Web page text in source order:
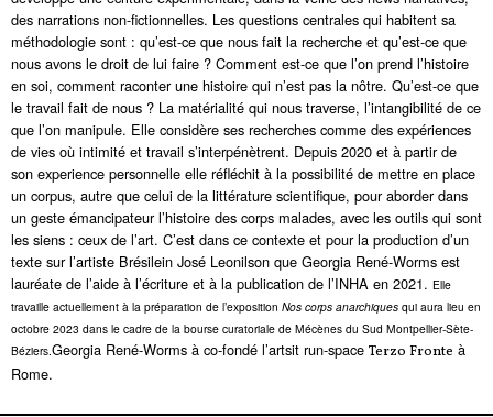
des narrations non-fictionnelles. Les questions centrales qui habitent sa
méthodologie sont : qu’est-ce que nous fait la recherche et qu’est-ce que
nous avons le droit de lui faire ? Comment est-ce que l’on prend l’histoire
en soi, comment raconter une histoire qui n’est pas la nôtre. Qu’est-ce que
le travail fait de nous ? La matérialité qui nous traverse, l’intangibilité de ce
que l’on manipule. Elle considère ses recherches comme des expériences
de vies où intimité et travail s’interpénètrent. Depuis 2020 et à partir de
son experience personnelle elle réfléchit à la possibilité de mettre en place
un corpus, autre que celui de la littérature scientifique, pour aborder dans
un geste émancipateur l’histoire des corps malades, avec les outils qui sont
les siens : ceux de l’art. C’est dans ce contexte et pour la production d’un
texte sur l’artiste Brésilein José Leonilson que Georgia René-Worms est
lauréate de l’aide à l’écriture et à la publication de l’INHA en 2021. Elle
travaille actuellement à la préparation de l’exposition Nos corps anarchiques qui aura lieu en
octobre 2023 dans le cadre de la bourse curatoriale de Mécènes du Sud Montpellier-Sète-
Béziers.Georgia René-Worms à co-fondé l’artsit run-space Terzo Fronte à
Rome.